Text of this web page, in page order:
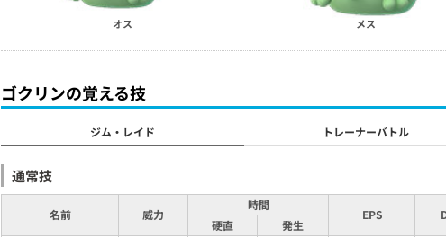
オス メス
ゴクリンの覚える技
ジム・レイド トレーナーバトル
通常技
名前 威力
時間
EPS
硬直
発生